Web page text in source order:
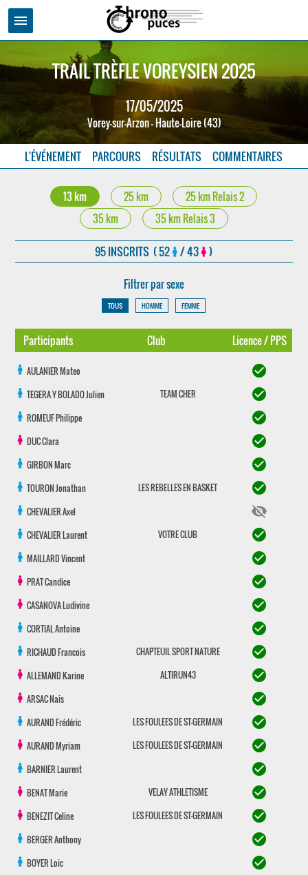
menu
TRAIL TRÈFLE VOREYSIEN 2025
17/05/2025
Vorey-sur-Arzon - Haute-Loire (43)
L'ÉVÉNEMENT PARCOURS RÉSULTATS COMMENTAIRES
13 km 25 km
25 km Relais 2
35 km
35 km Relais 3
95 INSCRITS ( 52 / 43 )
Filtrer par sexe
TOUS HOMME FEMME
Participants Club Licence / PPS
AULANIERMateo check_circle
TEGERA Y BOLADOJulien TEAM CHER check_circle
ROMEUFPhilippe check_circle
DUCClara check_circle
GIRBONMarc check_circle
TOURONJonathan LES REBELLES EN BASKET check_circle
CHEVALIERAxel visibility_off
CHEVALIERLaurent VOTRE CLUB check_circle
MAILLARDVincent check_circle
PRATCandice check_circle
CASANOVALudivine check_circle
CORTIALAntoine check_circle
RICHAUDFrancois CHAPTEUIL SPORT NATURE check_circle
ALLEMANDKarine ALTIRUN43 check_circle
ARSACNais check_circle
AURANDFrédéric LES FOULEES DE ST-GERMAIN check_circle
AURANDMyriam LES FOULEES DE ST-GERMAIN check_circle
BARNIERLaurent check_circle
BENATMarie VELAY ATHLETISME check_circle
BENEZITCeline LES FOULEES DE ST-GERMAIN check_circle
BERGERAnthony check_circle
BOYERLoic check_circle